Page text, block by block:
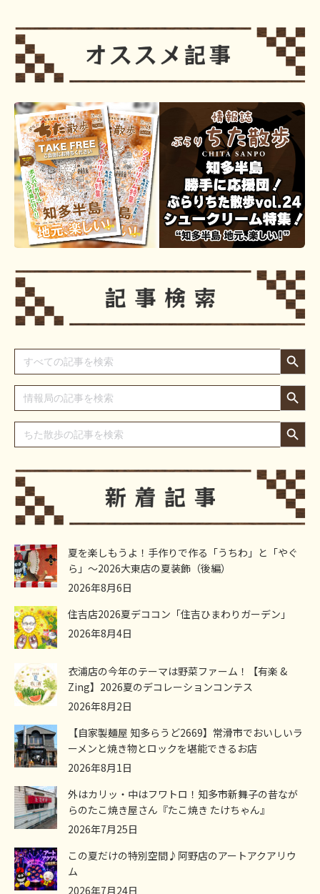
Search
for:
Search Button
Search
for:
Search Button
Search
for:
Search Button
夏を楽しもうよ！手作りで作る「うちわ」と「やぐ
ら」～2026大東店の夏装飾（後編）
2026年8月6日
住吉店2026夏デココン「住吉ひまわりガーデン」
2026年8月4日
衣浦店の今年のテーマは野菜ファーム！【有楽 &
Zing】2026夏のデコレーションコンテス
2026年8月2日
【自家製麺屋 知多らうど2669】常滑市でおいしいラ
ーメンと焼き物とロックを堪能できるお店
2026年8月1日
外はカリッ・中はフワトロ！知多市新舞子の昔なが
らのたこ焼き屋さん『たこ焼き たけちゃん』
2026年7月25日
この夏だけの特別空間♪阿野店のアートアクアリウ
ム
2026年7月24日